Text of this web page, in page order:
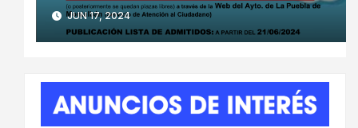
JUN 17, 2024